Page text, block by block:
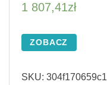
1 807,41zł
ZOBACZ
SKU: 304f170659c1